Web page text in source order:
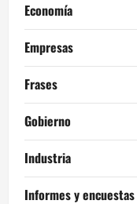
Economía
Empresas
Frases
Gobierno
Industria
Informes y encuestas